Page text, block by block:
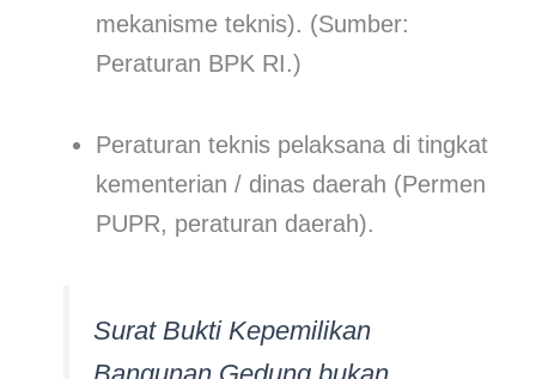
mekanisme teknis). (Sumber:
Peraturan BPK RI.)
Peraturan teknis pelaksana di tingkat
kementerian / dinas daerah (Permen
PUPR, peraturan daerah).
Surat Bukti Kepemilikan